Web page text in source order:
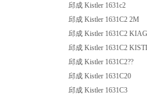
邱成 Kistler 1631c2
邱成 Kistler 1631C2 2M
邱成 Kistler 1631C2
邱成 Kistler 1631C2
邱成 Kistler 1631C2??
邱成 Kistler 1631C20
邱成 Kistler 1631C3